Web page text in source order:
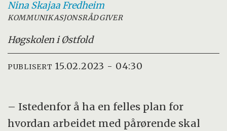
Nina Skajaa Fredheim
KOMMUNIKASJONSRÅDGIVER
Høgskolen i Østfold
PUBLISERT 15.02.2023 - 04:30
– Istedenfor å ha en felles plan for
hvordan arbeidet med pårørende skal